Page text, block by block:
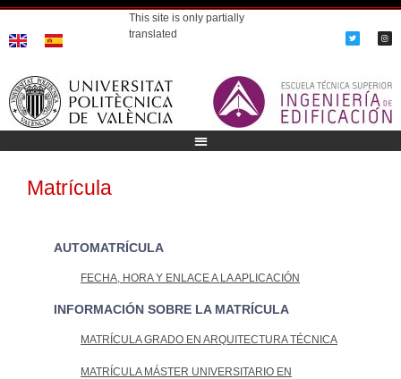
This site is only partially
translated
Matrícula
AUTOMATRÍCULA
FECHA, HORA Y ENLACE A LA APLICACIÓN
INFORMACIÓN SOBRE LA MATRÍCULA
MATRÍCULA GRADO EN ARQUITECTURA TÉCNICA
MATRÍCULA MÁSTER UNIVERSITARIO EN